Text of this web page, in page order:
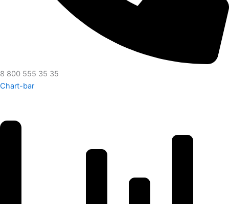
8 800 555 35 35
Chart-bar